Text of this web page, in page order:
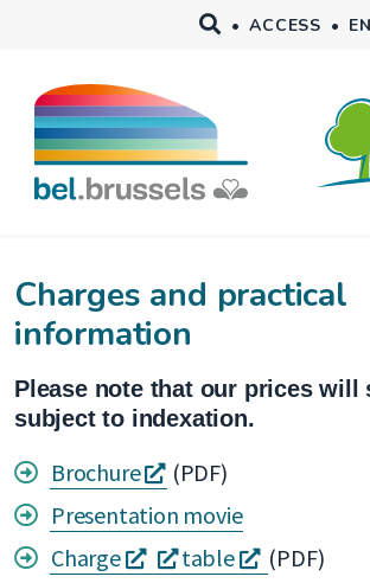
• ACCESS • EN
Charges and practical
information
Please note that our prices will
subject to indexation.
Brochure
s'ouvre
dans
une
(PDF)
Presentation movie
Charge
s'ouvres'ouvre
table
s'ouvre
(PDF)